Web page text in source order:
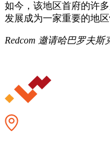
如今，该地区首府的许
发展成为一家重要的地
Redcom 邀请哈巴罗夫